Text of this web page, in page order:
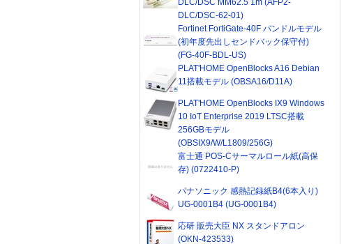
DLC/DSC MM62.5 1m (AFP2-
DLC/DSC-62-01)
Fortinet FortiGate-40F バンドルモデル
(初年度先出しセンドバック保守付)
(FG-40F-BDL-US)
PLAT'HOME OpenBlocks A16 Debian
11搭載モデル (OBSA16/D11A)
PLAT'HOME OpenBlocks IX9 Windows
10 IoT Enterprise 2019 LTSC搭載
256GBモデル
(OBSIX9/W/L1809/256G)
富士通 POS-Cサーマルロール紙(高保
存) (0722410-P)
パナソニック 感熱記録紙B4(6本入り)
UG-0001B4 (UG-0001B4)
応研 販売大臣 NX スタンドアロン
(OKN-423533)